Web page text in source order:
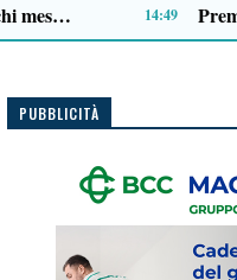
Matera, PD: «Approvato assestamento bilancio regionale: più investimenti sui territori» 12:39
PUBBLICITÀ